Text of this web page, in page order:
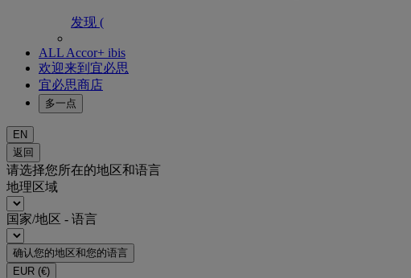
发现 (
ALL Accor+ ibis
欢迎来到宜必思
宜必思商店
多一点
EN
返回
请选择您所在的地区和语言
地理区域
国家/地区 - 语言
确认您的地区和您的语言
EUR (€)